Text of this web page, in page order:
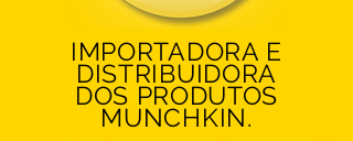
IMPORTADORA E
DISTRIBUIDORA
DOS PRODUTOS
MUNCHKIN.